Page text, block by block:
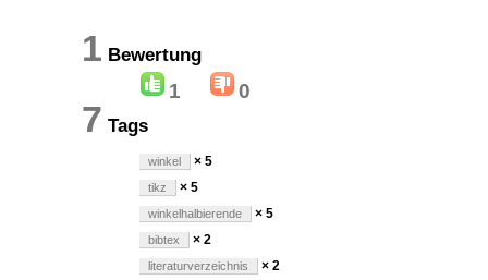
1 Bewertung
1 0
7 Tags
winkel × 5
tikz × 5
winkelhalbierende × 5
bibtex × 2
literaturverzeichnis × 2